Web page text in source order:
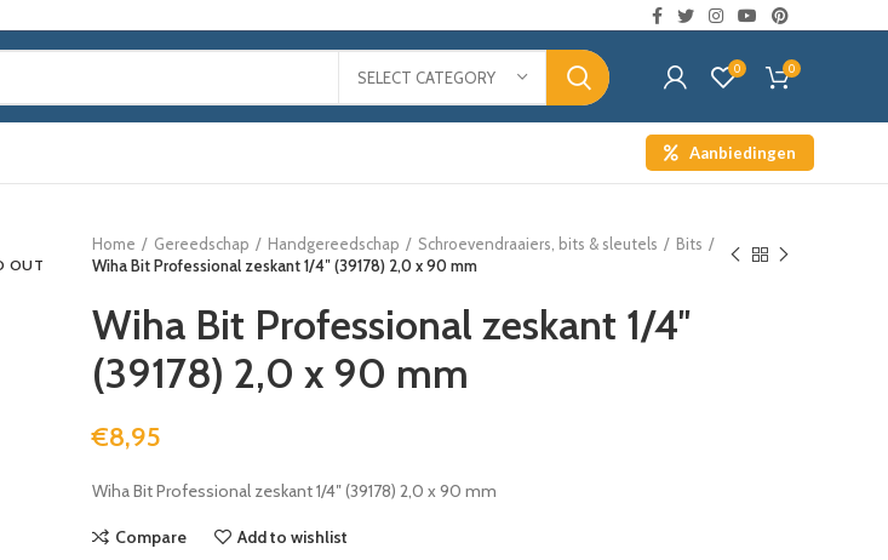
SELECT CATEGORY 0 0
Aanbiedingen
OUT
Home Gereedschap Handgereedschap Schroevendraaiers, bits & sleutels
Bits
Wiha Bit Professional zeskant 1/4″ (39178) 2,0 x 90 mm
Wiha Bit Professional zeskant 1/4″
(39178) 2,0 x 90 mm
€8,95
Wiha Bit Professional zeskant 1/4″ (39178) 2,0 x 90 mm
Compare Add to wishlist